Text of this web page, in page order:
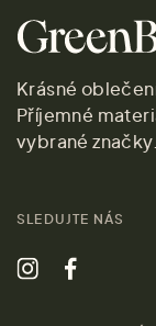
Krásné
Příjemné
vybrané značky.
SLEDUJTE NÁS